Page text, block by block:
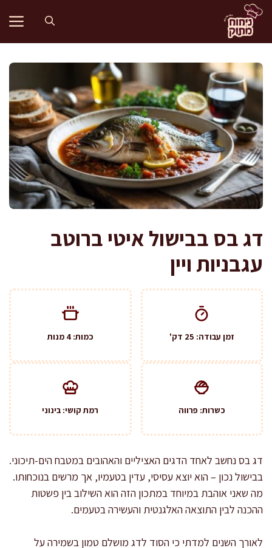
לדלג
לתוכן
דג בס בבישול איטי ברוטב
עגבניות ויין
זמן עבודה: 25 דק' כמות: 4 מנות
כשרות: פרווה רמת קושי: בינוני
דג בס נחשב לאחד הדגים האציליים והאהובים במטבח הים-תיכוני.
בבישול נכון – הוא יוצא עסיסי, עדין בטעמיו, אך מרשים בנוכחותו.
מה שאני אוהבת במיוחד במתכון הזה הוא השילוב בין פשטות
ההכנה לבין התוצאה האלגנטית והעשירה בטעמים.
לאורך השנים למדתי כי הסוד לדג מושלם טמון בשמירה על